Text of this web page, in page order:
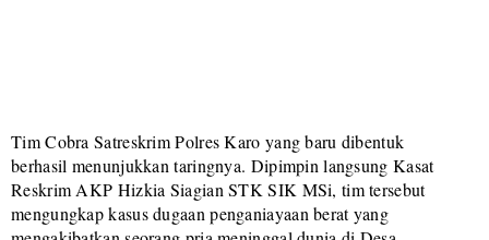
Tim Cobra Satreskrim Polres Karo yang baru dibentuk
berhasil menunjukkan taringnya. Dipimpin langsung Kasat
Reskrim AKP Hizkia Siagian STK SIK MSi, tim tersebut
mengungkap kasus dugaan penganiayaan berat yang